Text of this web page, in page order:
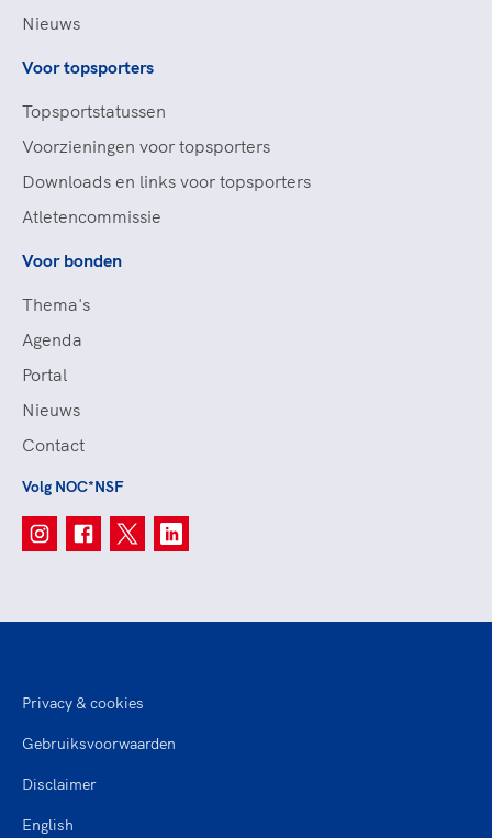
Nieuws
Voor topsporters
Topsportstatussen
Voorzieningen voor topsporters
Downloads en links voor topsporters
Atletencommissie
Voor bonden
Thema's
Agenda
Portal
Nieuws
Contact
Volg NOC*NSF
Privacy & cookies
Gebruiksvoorwaarden
Disclaimer
English